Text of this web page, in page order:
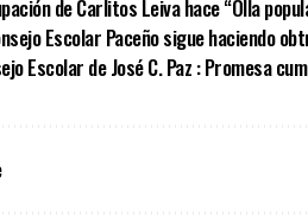
de Carlitos Leiva hace “Olla
Escolar Paceño sigue haciendo
Escolar de José C. Paz : Promesa